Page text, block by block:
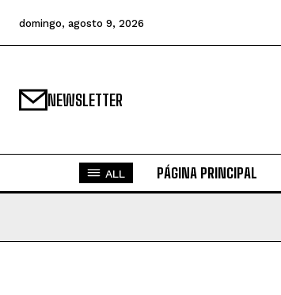
domingo, agosto 9, 2026
NEWSLETTER
ALL PÁGINA PRINCIPAL